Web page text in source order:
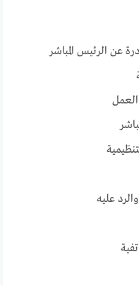
عن الرئيس المباشر
العمل
عليه